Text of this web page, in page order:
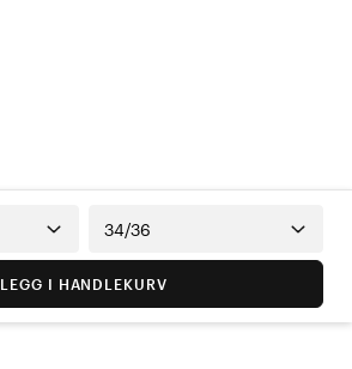
34/36
LEGG I HANDLEKURV